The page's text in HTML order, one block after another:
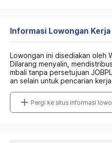
Informasi Lowongan Kerja
Lowongan ini disediakan oleh
Dilarang menyalin,
mbali tanpa persetujuan
an selain untuk pencarian
Pergi ke situs informasi